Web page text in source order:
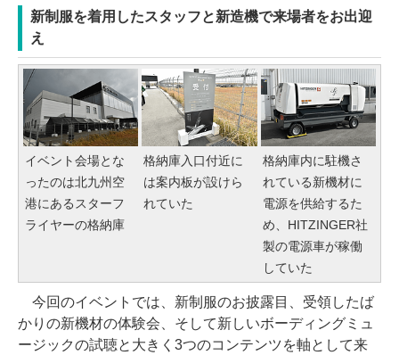
新制服を着用したスタッフと新造機で来場者をお出迎
え
イベント会場とな
ったのは北九州空
港にあるスターフ
ライヤーの格納庫
格納庫入口付近に
は案内板が設けら
れていた
格納庫内に駐機さ
れている新機材に
電源を供給するた
め、HITZINGER社
製の電源車が稼働
していた
今回のイベントでは、新制服のお披露目、受領したば
かりの新機材の体験会、そして新しいボーディングミュ
ージックの試聴と大きく3つのコンテンツを軸として来